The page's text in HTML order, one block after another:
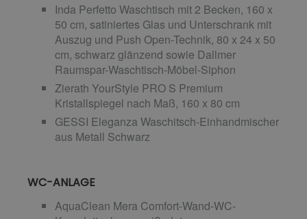
Inda Perfetto Waschtisch mit 2 Becken, 160 x
50 cm, satiniertes Glas und Unterschrank mit
Auszug und Push Open-Technik, 80 x 24 x 50
cm, schwarz glänzend sowie Dallmer
Raumspar-Waschtisch-Möbel-Siphon
Zierath YourStyle PRO S Premium
Kristallspiegel nach Maß, 160 x 80 cm
GESSI Eleganza Waschitsch-Einhandmischer
aus Metall Schwarz
WC-ANLAGE
AquaClean Mera Comfort-Wand-WC-